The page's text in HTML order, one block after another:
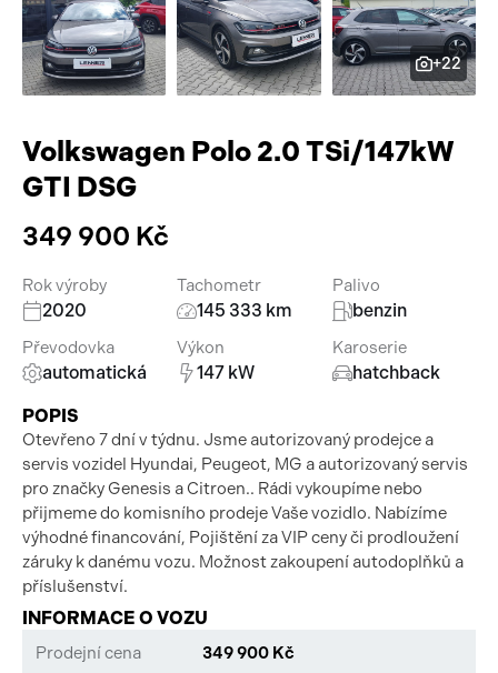
Pracovní stroje
Náhradní díly
Příslušenství
Auto a život
Videa
+22
Volkswagen Polo 2.0 TSi/147kW
GTI DSG
349 900 Kč
Rok výroby
2020
Tachometr
145 333 km
Palivo
benzin
Převodovka
automatická
Výkon
147 kW
Karoserie
hatchback
POPIS
Otevřeno 7 dní v týdnu. Jsme autorizovaný prodejce a
servis vozidel Hyundai, Peugeot, MG a autorizovaný servis
pro značky Genesis a Citroen.. Rádi vykoupíme nebo
přijmeme do komisního prodeje Vaše vozidlo. Nabízíme
výhodné financování, Pojištění za VIP ceny či prodloužení
záruky k danému vozu. Možnost zakoupení autodoplňků a
příslušenství.
INFORMACE O VOZU
Prodejní cena 349 900 Kč